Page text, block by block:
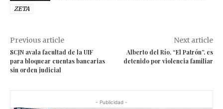
ZETA
Previous article
SCJN avala facultad de la UIF
para bloquear cuentas bancarias
sin orden judicial
Next article
Alberto del Río, “El Patrón”, es
detenido por violencia familiar
- Publicidad -